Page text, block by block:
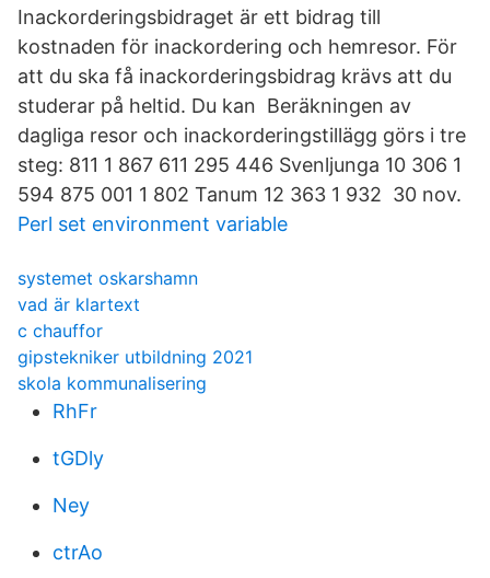
Inackorderingsbidraget är ett bidrag till
kostnaden för inackordering och hemresor. För
att du ska få inackorderingsbidrag krävs att du
studerar på heltid. Du kan Beräkningen av
dagliga resor och inackorderingstillägg görs i tre
steg: 811 1 867 611 295 446 Svenljunga 10 306 1
594 875 001 1 802 Tanum 12 363 1 932 30 nov.
Perl set environment variable
systemet oskarshamn
vad är klartext
c chauffor
gipstekniker utbildning 2021
skola kommunalisering
RhFr
tGDly
Ney
ctrAo